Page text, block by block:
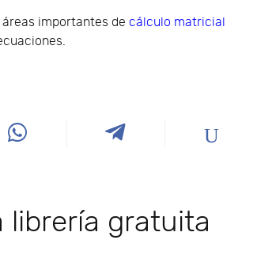
importantes de cálculo matricial
librería gratuita